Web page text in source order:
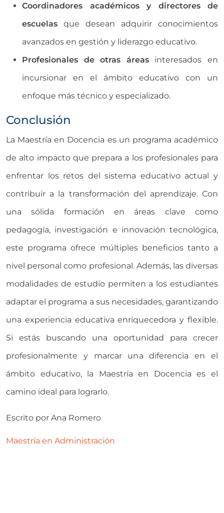
Coordinadores académicos y directores de
escuelas que desean adquirir conocimientos
avanzados en gestión y liderazgo educativo.
Profesionales de otras áreasinteresados en
incursionar en el ámbito educativo con un
enfoque más técnico y especializado.
Conclusión
La Maestría en Docencia es un programa académico
de alto impacto que prepara a los profesionales para
enfrentar los retos del sistema educativo actual y
contribuir a la transformación del aprendizaje. Con
una sólida formación en áreas clave como
pedagogía, investigación e innovación tecnológica,
este programa ofrece múltiples beneficios tanto a
nivel personal como profesional. Además, las diversas
modalidades de estudio permiten a los estudiantes
adaptar el programa a sus necesidades, garantizando
una experiencia educativa enriquecedora y flexible.
Si estás buscando una oportunidad para crecer
profesionalmente y marcar una diferencia en el
ámbito educativo, la Maestría en Docencia es el
camino ideal para lograrlo.
Escrito por Ana Romero
Maestría en Administración